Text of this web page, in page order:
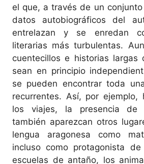
el que, a través de un
datos autobiográficos del
entrelazan y se enredan
literarias más turbulentas.
cuentecillos e historias largas
sean en principio
se pueden encontrar toda
recurrentes. Así, por ejemplo,
los viajes, la presencia de
también aparezcan otros
lengua aragonesa como
incluso como protagonista
escuelas de antaño, los